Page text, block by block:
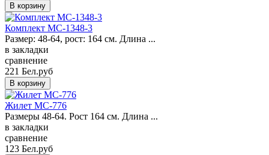
Комплект MC-1348-3
Размер: 48-64, рост: 164 см. Длина ...
в закладки
сравнение
221 Бел.руб
Жилет MC-776
Размеры 48-64. Рост 164 см. Длина ...
в закладки
сравнение
123 Бел.руб